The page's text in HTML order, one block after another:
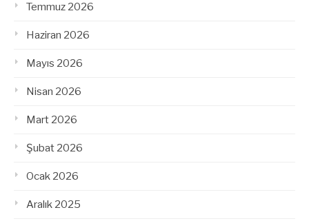
Temmuz 2026
Haziran 2026
Mayıs 2026
Nisan 2026
Mart 2026
Şubat 2026
Ocak 2026
Aralık 2025